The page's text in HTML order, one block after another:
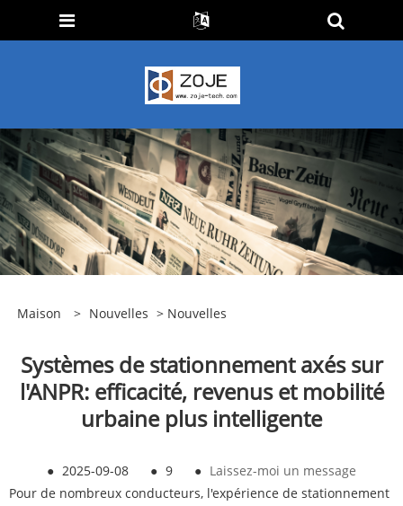
Maison > Nouvelles > Nouvelles
Systèmes de stationnement axés sur
l'ANPR: efficacité, revenus et mobilité
urbaine plus intelligente
● 2025-09-08 ● 9 ● Laissez-moi un message
Pour de nombreux conducteurs, l'expérience de stationnement